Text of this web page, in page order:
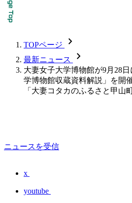
TOPページ chevron_forward
最新ニュース chevron_forward
大妻女子大学博物館が9月28
学博物館収蔵資料解説」を
「大妻コタカのふるさと甲山町
ニュースを受信
x
youtube